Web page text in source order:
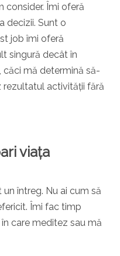
consider. Îmi oferă
decizii. Sunt o
job îmi oferă
singură decât în
căci mă determină să-
activității fără
viața
întreg. Nu ai cum să
Îmi fac timp
care meditez sau mă